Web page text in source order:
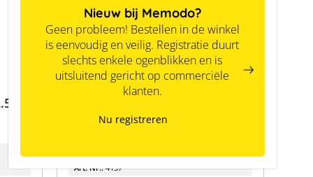
Nieuw bij Memodo?
Geen probleem! Bestellen in de winkel
is eenvoudig en veilig. Registratie duurt
slechts enkele ogenblikken en is
uitsluitend gericht op commerciële
klanten.
Nu registreren
Batterijopslag releaselijst en vergelijking
Batterijopslag catalogus
Art. Nr.:4157